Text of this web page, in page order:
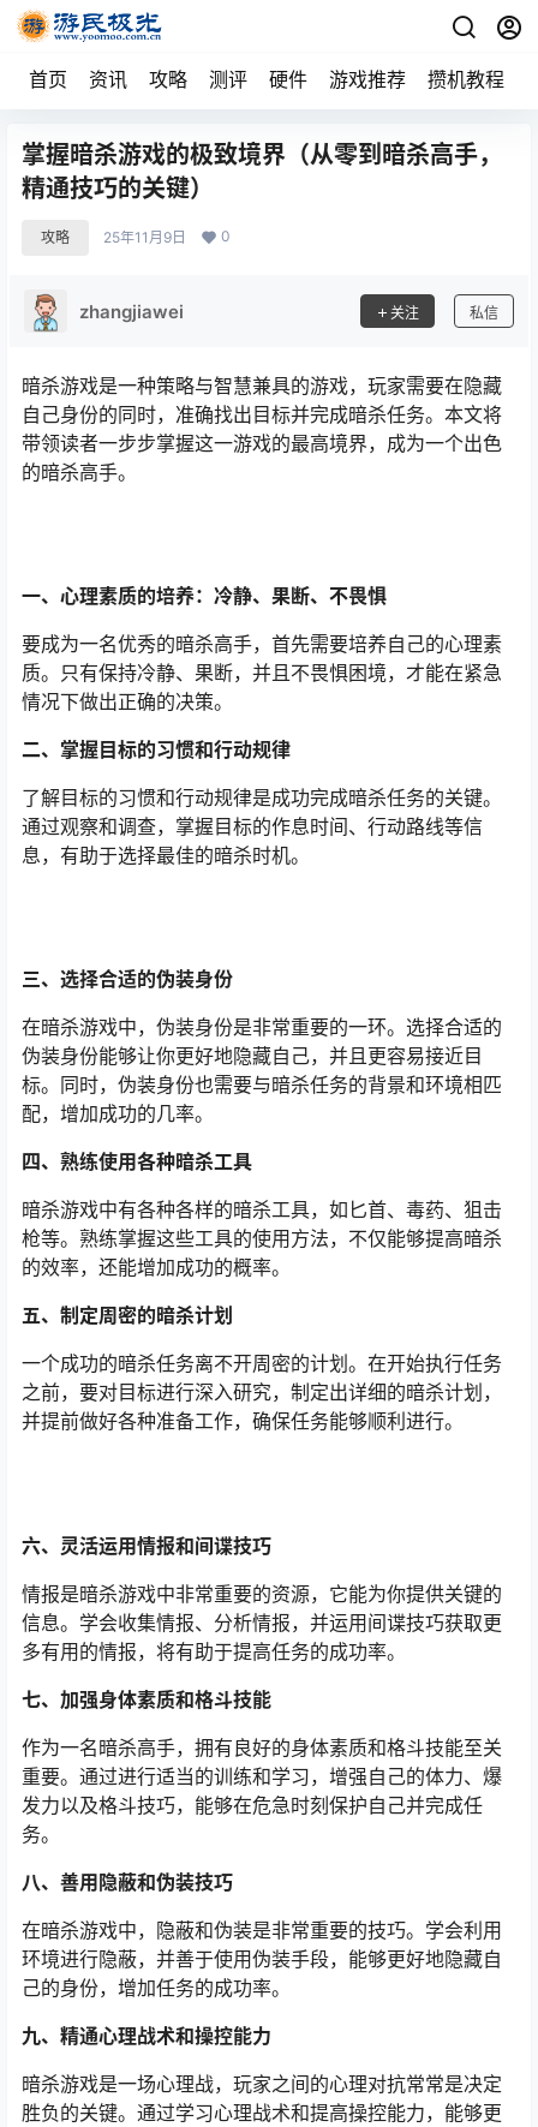
首页 资讯 攻略 测评 硬件 游戏推荐 攒机教程
掌握暗杀游戏的极致境界（从零到暗杀高手，
精通技巧的关键）
攻略 25年11月9日 0
zhangjiawei 关注 私信
暗杀游戏是一种策略与智慧兼具的游戏，玩家需要在隐藏
自己身份的同时，准确找出目标并完成暗杀任务。本文将
带领读者一步步掌握这一游戏的最高境界，成为一个出色
的暗杀高手。
一、心理素质的培养：冷静、果断、不畏惧
要成为一名优秀的暗杀高手，首先需要培养自己的心理素
质。只有保持冷静、果断，并且不畏惧困境，才能在紧急
情况下做出正确的决策。
二、掌握目标的习惯和行动规律
了解目标的习惯和行动规律是成功完成暗杀任务的关键。
通过观察和调查，掌握目标的作息时间、行动路线等信
息，有助于选择最佳的暗杀时机。
三、选择合适的伪装身份
在暗杀游戏中，伪装身份是非常重要的一环。选择合适的
伪装身份能够让你更好地隐藏自己，并且更容易接近目
标。同时，伪装身份也需要与暗杀任务的背景和环境相匹
配，增加成功的几率。
四、熟练使用各种暗杀工具
暗杀游戏中有各种各样的暗杀工具，如匕首、毒药、狙击
枪等。熟练掌握这些工具的使用方法，不仅能够提高暗杀
的效率，还能增加成功的概率。
五、制定周密的暗杀计划
一个成功的暗杀任务离不开周密的计划。在开始执行任务
之前，要对目标进行深入研究，制定出详细的暗杀计划，
并提前做好各种准备工作，确保任务能够顺利进行。
六、灵活运用情报和间谍技巧
情报是暗杀游戏中非常重要的资源，它能为你提供关键的
信息。学会收集情报、分析情报，并运用间谍技巧获取更
多有用的情报，将有助于提高任务的成功率。
七、加强身体素质和格斗技能
作为一名暗杀高手，拥有良好的身体素质和格斗技能至关
重要。通过进行适当的训练和学习，增强自己的体力、爆
发力以及格斗技巧，能够在危急时刻保护自己并完成任
务。
八、善用隐蔽和伪装技巧
在暗杀游戏中，隐蔽和伪装是非常重要的技巧。学会利用
环境进行隐蔽，并善于使用伪装手段，能够更好地隐藏自
己的身份，增加任务的成功率。
九、精通心理战术和操控能力
暗杀游戏是一场心理战，玩家之间的心理对抗常常是决定
胜负的关键。通过学习心理战术和提高操控能力，能够更